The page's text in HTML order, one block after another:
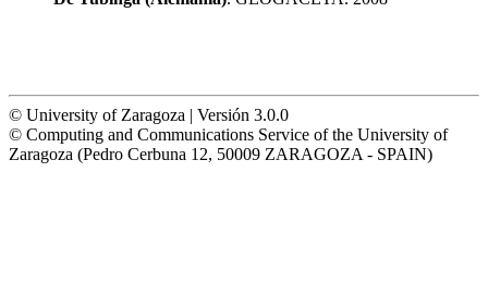
© University of Zaragoza | Versión 3.0.0
© Computing and Communications Service of the University of
Zaragoza (Pedro Cerbuna 12, 50009 ZARAGOZA - SPAIN)